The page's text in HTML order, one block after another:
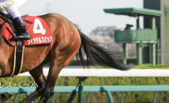
スバッハ